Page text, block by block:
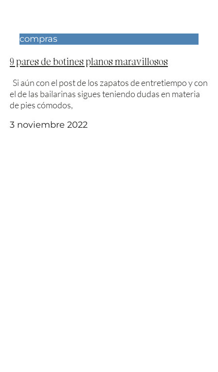
compras
9 pares de botines planos maravillosos
Si aún con el post de los zapatos de entretiempo y con
el de las bailarinas sigues teniendo dudas en materia
de pies cómodos,
3 noviembre 2022